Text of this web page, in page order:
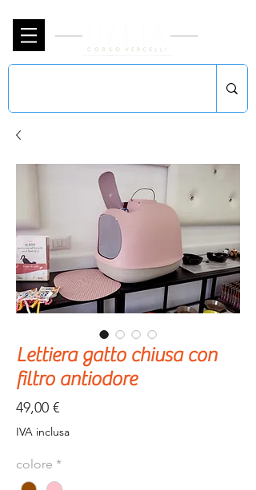
Lettiera gatto chiusa con
filtro antiodore
49,00 €Prezzo
IVA inclusa
colore *